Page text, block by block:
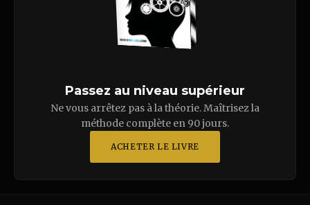
Passez au niveau supérieur
Ne vous arrêtez pas à la théorie. Maîtrisez la
méthode complète en 90 jours.
ACHETER LE LIVRE